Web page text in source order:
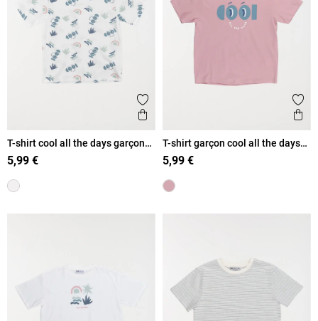
Ajouter aux favoris
Aperçu rapide
T-shirt cool all the days garçon
(3-12A)
5,99 €
T-shirt garçon cool all the days
(3-12A)
5,99 €